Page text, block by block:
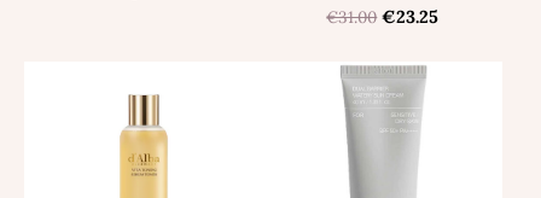
€31.00 €23.25